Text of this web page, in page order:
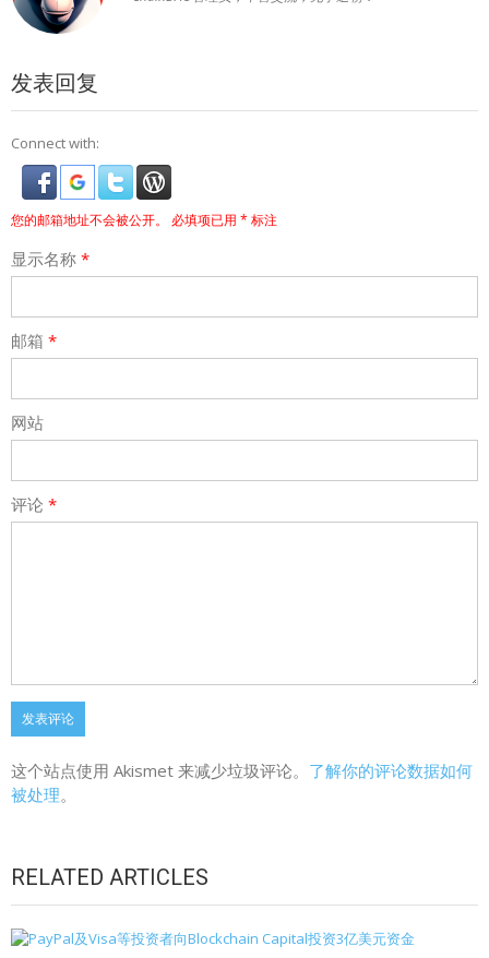
发表回复
Connect with:
您的邮箱地址不会被公开。 必填项已用 * 标注
显示名称 *
邮箱 *
网站
评论 *
这个站点使用 Akismet 来减少垃圾评论。 了解你的评论数据如何
被处理。
RELATED ARTICLES